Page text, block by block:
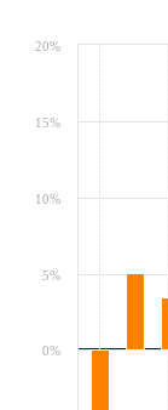
0%
5%
10%
15%
20%